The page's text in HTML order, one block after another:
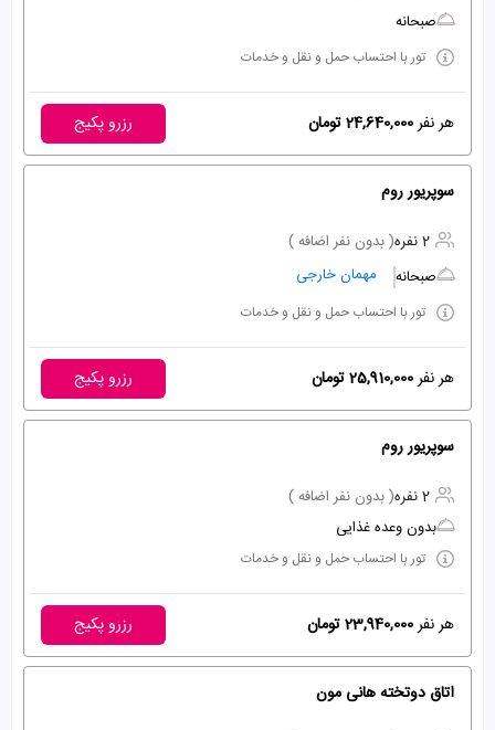
صبحانه
تور با احتساب حمل و نقل و خدمات
هر نفر24,640,000 تومان رزرو پکیج
سوپریور روم
2 نفره
( بدون نفر اضافه )
صبحانه
مهمان خارجی
تور با احتساب حمل و نقل و خدمات
هر نفر25,910,000 تومان رزرو پکیج
سوپریور روم
2 نفره
( بدون نفر اضافه )
بدون وعده غذایی
تور با احتساب حمل و نقل و خدمات
هر نفر23,940,000 تومان رزرو پکیج
اتاق دوتخته هانی مون